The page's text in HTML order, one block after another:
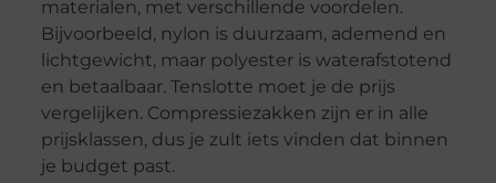
materialen, met verschillende voordelen.
Bijvoorbeeld, nylon is duurzaam, ademend en
lichtgewicht, maar polyester is waterafstotend
en betaalbaar. Tenslotte moet je de prijs
vergelijken. Compressiezakken zijn er in alle
prijsklassen, dus je zult iets vinden dat binnen
je budget past.